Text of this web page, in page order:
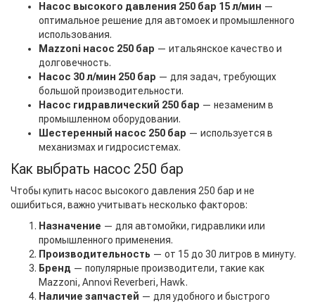
Насос высокого давления 250 бар 15 л/мин —
оптимальное решение для автомоек и промышленного
использования.
Mazzoni насос 250 бар — итальянское качество и
долговечность.
Насос 30 л/мин 250 бар — для задач, требующих
большой производительности.
Насос гидравлический 250 бар — незаменим в
промышленном оборудовании.
Шестеренный насос 250 бар — используется в
механизмах и гидросистемах.
Как выбрать насос 250 бар
Чтобы купить насос высокого давления 250 бар и не
ошибиться, важно учитывать несколько факторов:
Назначение — для автомойки, гидравлики или
промышленного применения.
Производительность — от 15 до 30 литров в минуту.
Бренд — популярные производители, такие как
Mazzoni, Annovi Reverberi, Hawk.
Наличие запчастей — для удобного и быстрого